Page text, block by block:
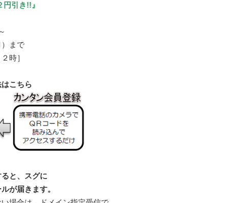
円引き!!』
まで
時］
こちら
と、スグに
が届きます。